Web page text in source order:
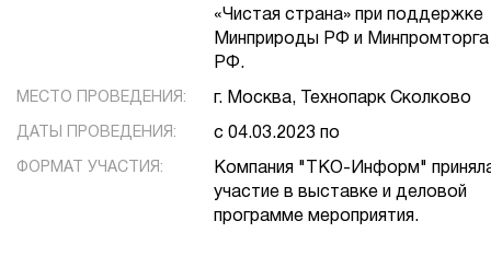
«Чистая страна» при поддержке
Минприроды РФ и Минпромторга
РФ.
МЕСТО ПРОВЕДЕНИЯ: г. Москва, Технопарк Сколково
ДАТЫ ПРОВЕДЕНИЯ: с 04.03.2023 по
ФОРМАТ УЧАСТИЯ:
Компания "ТКО-Информ"
участие в выставке и деловой
программе мероприятия.